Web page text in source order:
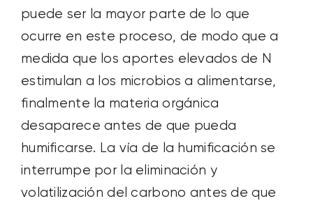
puede ser la mayor parte de lo que
ocurre en este proceso, de modo que a
medida que los aportes elevados de N
estimulan a los microbios a alimentarse,
finalmente la materia orgánica
desaparece antes de que pueda
humificarse. La vía de la humificación se
interrumpe por la eliminación y
volatilización del carbono antes de que